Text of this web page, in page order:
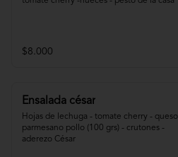
$8.000
Ensalada césar
Hojas de lechuga - tomate cherry - queso
parmesano pollo (100 grs) - crutones -
aderezo César